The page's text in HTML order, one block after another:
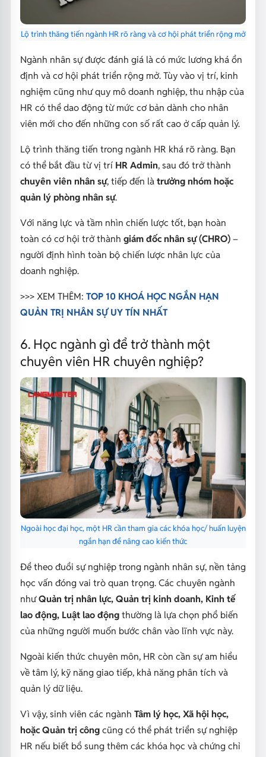
Lộ trình thăng tiến ngành HR rõ ràng và cơ hội phát triển rộng mở
Ngành nhân sự được đánh giá là có mức lương khá ổn
định và cơ hội phát triển rộng mở. Tùy vào vị trí, kinh
nghiệm cũng như quy mô doanh nghiệp, thu nhập của
HR có thể dao động từ mức cơ bản dành cho nhân
viên mới cho đến những con số rất cao ở cấp quản lý.
Lộ trình thăng tiến trong ngành HR khá rõ ràng. Bạn
có thể bắt đầu từ vị trí HR Admin, sau đó trở thành
chuyên viên nhân sự, tiếp đến là trưởng nhóm hoặc
quản lý phòng nhân sự.
Với năng lực và tầm nhìn chiến lược tốt, bạn hoàn
toàn có cơ hội trở thành giám đốc nhân sự (CHRO)–
người định hình toàn bộ chiến lược nhân lực của
doanh nghiệp.
>>> XEM THÊM: TOP 10 KHOÁ HỌC NGẮN HẠN
QUẢN TRỊ NHÂN SỰ UY TÍN NHẤT
6. Học ngành gì để trở thành một
chuyên viên HR chuyên nghiệp?
Ngoài học đại học, một HR cần tham gia các khóa học/ huấn luyện
ngắn hạn để nâng cao kiến thức
Để theo đuổi sự nghiệp trong ngành nhân sự, nền tảng
học vấn đóng vai trò quan trọng. Các chuyên ngành
nhưQuản trị nhân lực, Quản trị kinh doanh, Kinh tế
lao động, Luật lao độngthường là lựa chọn phổ biến
của những người muốn bước chân vào lĩnh vực này.
Ngoài kiến thức chuyên môn, HR còn cần sự am hiểu
về tâm lý, kỹ năng giao tiếp, khả năng phân tích và
quản lý dữ liệu.
Vì vậy, sinh viên các ngành Tâm lý học, Xã hội học,
hoặc Quản trị côngcũng có thể phát triển sự nghiệp
HR nếu biết bổ sung thêm các khóa học và chứng chỉ